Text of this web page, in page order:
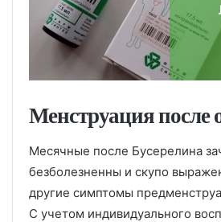
Менструация после
Месячные после Бусерелина
безболезненны и скупо
другие симптомы
С учетом индивидуального